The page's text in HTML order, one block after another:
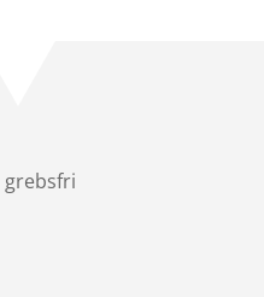
grebsfri